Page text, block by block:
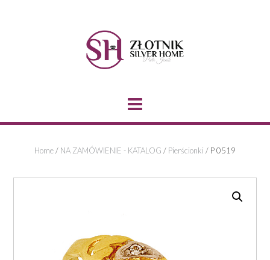
Home/ NA ZAMÓWIENIE - KATALOG / Pierścionki / P 0519